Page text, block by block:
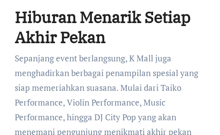
Hiburan Menarik Setiap
Akhir Pekan
Sepanjang event berlangsung, K Mall juga
menghadirkan berbagai penampilan spesial yang
siap memeriahkan suasana. Mulai dari Taiko
Performance, Violin Performance, Music
Performance, hingga DJ City Pop yang akan
menemani pengunjung menikmati akhir pekan